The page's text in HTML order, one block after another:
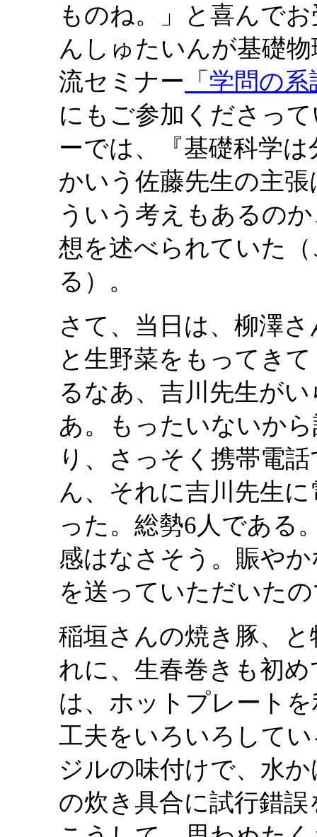
ものね。」と喜んで
んしゅたいんが基礎
流セミナー 「学問の
にもご参加くださっ
ーでは、『基礎科学
かいう佐藤先生の主
ういう考えもあるの
想を述べられていた
る）。
さて、当日は、柳澤
と生野菜をもってき
るなあ、吉川先生が
あ。もったいないか
り、さっそく携帯電
ん、それに吉川先生
った。総勢6人である
感はなさそう。賑や
を送っていただいた
稲垣さんの焼き豚、
れに、生春巻きも初
は、ホットプレート
工夫をいろいろして
ジルの味付けで、水
の炊き具合に試行錯